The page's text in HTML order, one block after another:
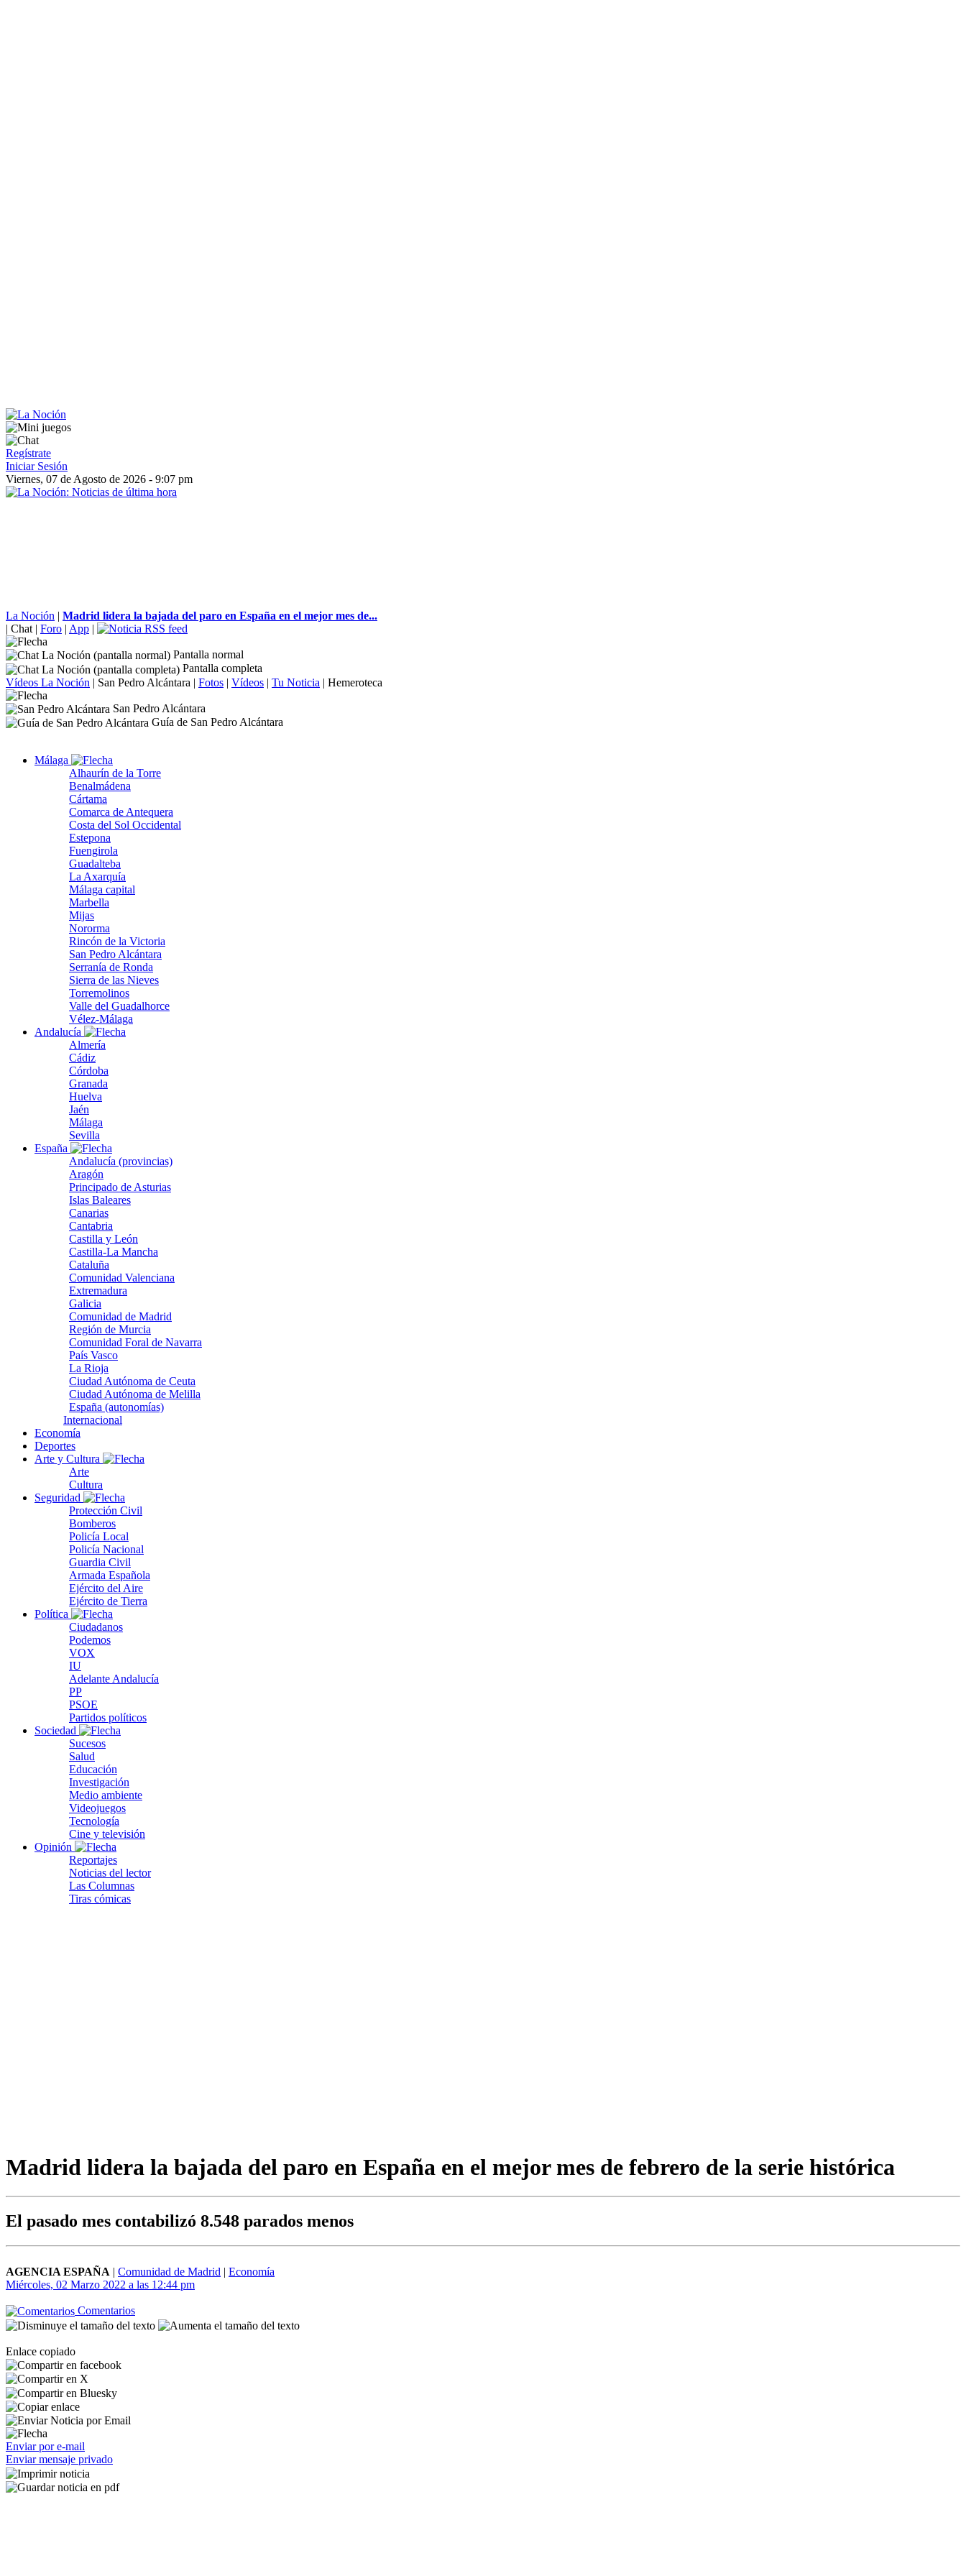
Regístrate
Iniciar Sesión
Viernes, 07 de Agosto de 2026 - 9:07 pm
La Noción | Madrid lidera la bajada del paro en España en el mejor mes de...
| Chat | Foro | App |
Pantalla normal
Pantalla completa
Vídeos La Noción | San Pedro Alcántara | Fotos | Vídeos | Tu Noticia | Hemeroteca
San Pedro Alcántara
Guía de San Pedro Alcántara
Málaga
Alhaurín de la Torre
Benalmádena
Cártama
Comarca de Antequera
Costa del Sol Occidental
Estepona
Fuengirola
Guadalteba
La Axarquía
Málaga capital
Marbella
Mijas
Nororma
Rincón de la Victoria
San Pedro Alcántara
Serranía de Ronda
Sierra de las Nieves
Torremolinos
Valle del Guadalhorce
Vélez-Málaga
Andalucía
Almería
Cádiz
Córdoba
Granada
Huelva
Jaén
Málaga
Sevilla
España
Andalucía (provincias)
Aragón
Principado de Asturias
Islas Baleares
Canarias
Cantabria
Castilla y León
Castilla-La Mancha
Cataluña
Comunidad Valenciana
Extremadura
Galicia
Comunidad de Madrid
Región de Murcia
Comunidad Foral de Navarra
País Vasco
La Rioja
Ciudad Autónoma de Ceuta
Ciudad Autónoma de Melilla
España (autonomías)
Internacional
Economía
Deportes
Arte y Cultura
Arte
Cultura
Seguridad
Protección Civil
Bomberos
Policía Local
Policía Nacional
Guardia Civil
Armada Española
Ejército del Aire
Ejército de Tierra
Política
Ciudadanos
Podemos
VOX
IU
Adelante Andalucía
PP
PSOE
Partidos políticos
Sociedad
Sucesos
Salud
Educación
Investigación
Medio ambiente
Videojuegos
Tecnología
Cine y televisión
Opinión
Reportajes
Noticias del lector
Las Columnas
Tiras cómicas
Madrid lidera la bajada del paro en España en el mejor mes de febrero de la serie histórica
El pasado mes contabilizó 8.548 parados menos
AGENCIA ESPAÑA | Comunidad de Madrid | Economía
Miércoles, 02 Marzo 2022 a las 12:44 pm
Comentarios
Enlace copiado
Enviar por e-mail
Enviar mensaje privado